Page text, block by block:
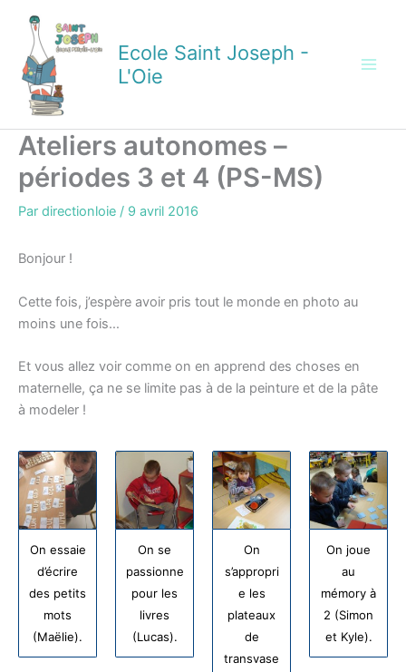
contenu
Ecole Saint Joseph -
L'Oie
Ateliers autonomes –
périodes 3 et 4 (PS-MS)
Par directionloie / 9 avril 2016
Bonjour !
Cette fois, j’espère avoir pris tout le monde en photo au
moins une fois…
Et vous allez voir comme on en apprend des choses en
maternelle, ça ne se limite pas à de la peinture et de la pâte
à modeler !
On essaie
d’écrire
des petits
mots
(Maëlie).
On se
passionne
pour les
livres
(Lucas).
On
s’appropri
e les
plateaux
de
transvase
On joue
au
mémory à
2 (Simon
et Kyle).